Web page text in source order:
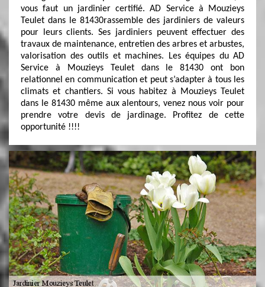
vous faut un jardinier certifié. AD Service à Mouzieys
Teulet dans le 81430rassemble des jardiniers de valeurs
pour leurs clients. Ses jardiniers peuvent effectuer des
travaux de maintenance, entretien des arbres et arbustes,
valorisation des outils et machines. Les équipes du AD
Service à Mouzieys Teulet dans le 81430 ont bon
relationnel en communication et peut s’adapter à tous les
climats et chantiers. Si vous habitez à Mouzieys Teulet
dans le 81430 même aux alentours, venez nous voir pour
prendre votre devis de jardinage. Profitez de cette
opportunité !!!!